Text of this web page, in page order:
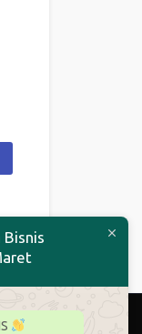
Bisnis